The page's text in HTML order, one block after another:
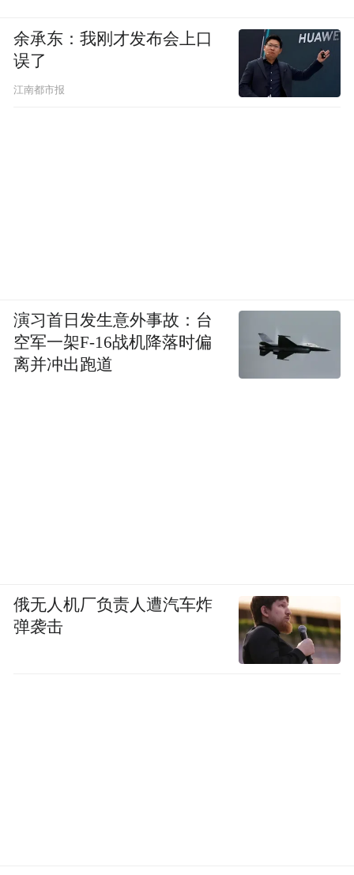
余承东：我刚才发布会上口
误了
江南都市报
演习首日发生意外事故：台
空军一架F-16战机降落时偏
离并冲出跑道
俄无人机厂负责人遭汽车炸
弹袭击